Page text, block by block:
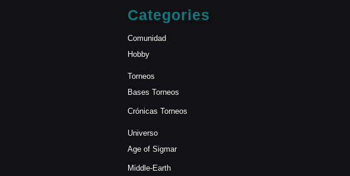
Categories
Comunidad
Hobby
Torneos
Bases Torneos
Crónicas Torneos
Universo
Age of Sigmar
Middle-Earth